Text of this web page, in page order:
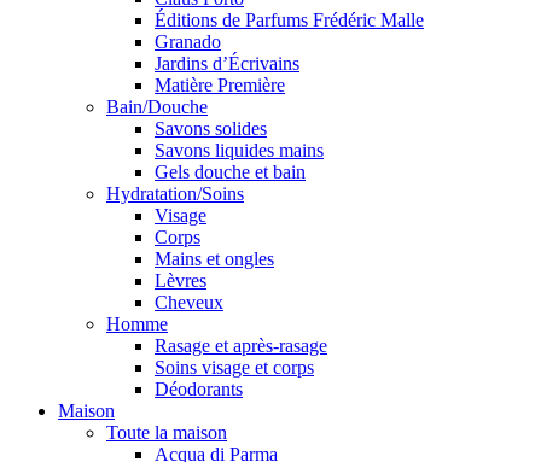
Éditions de Parfums Frédéric Malle
Granado
Jardins d’Écrivains
Matière Première
Bain/Douche
Savons solides
Savons liquides mains
Gels douche et bain
Hydratation/Soins
Visage
Corps
Mains et ongles
Lèvres
Cheveux
Homme
Rasage et après-rasage
Soins visage et corps
Déodorants
Maison
Toute la maison
Acqua di Parma